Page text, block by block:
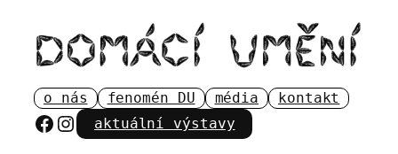
obsah
o nás fenomén DU média kontakt
Facebook
Instagram
aktuální výstavy